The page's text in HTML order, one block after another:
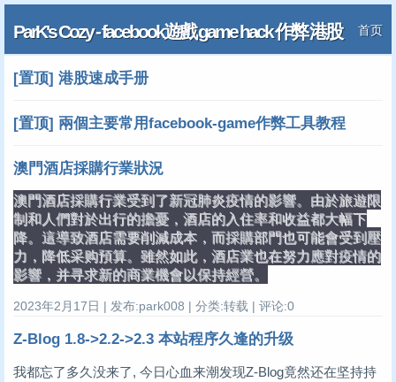
ParK's Cozy - facebook遊戲 game hack 作弊 港股
技术
首页
[置顶] 港股速成手册
[置顶] 兩個主要常用facebook-game作弊工具教程
澳門酒店採購行業狀況
澳門酒店採購行業受到了新冠肺炎疫情的影響。由於旅遊限
制和人們對於出行的擔憂，酒店的入住率和收益都大幅下
降。這導致酒店需要削減成本，而採購部門也可能會受到壓
力，降低采购預算。雖然如此，酒店業也在努力應對疫情的
影響，并寻求新的商業機會以保持經營。
2023年2月17日 | 发布:park008 | 分类:转载 | 评论:0
Z-Blog 1.8->2.2->2.3 本站程序久逢的升级
我都忘了多久没来了, 今日心血来潮发现Z-Blog竟然还在坚持持